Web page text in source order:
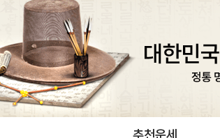
추천운세